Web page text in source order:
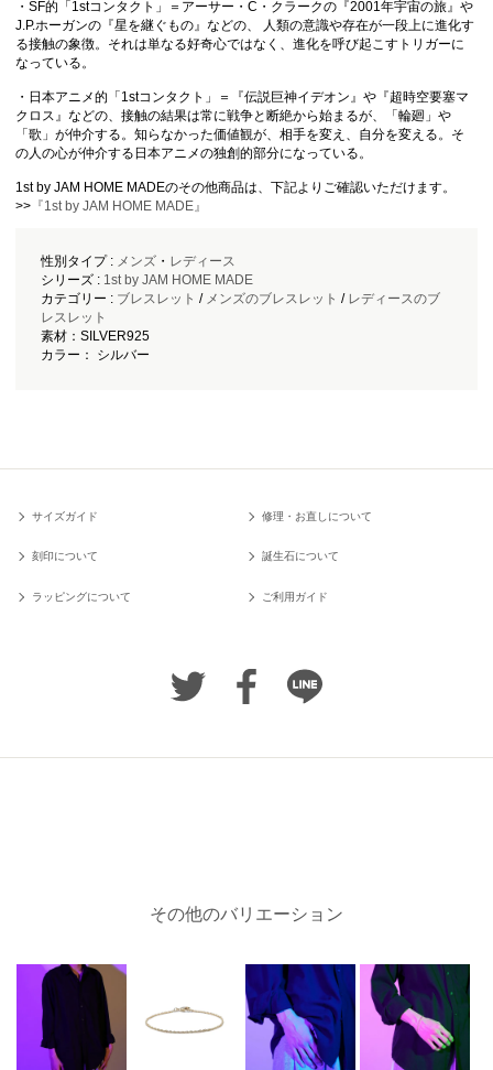
・SF的「1stコンタクト」＝アーサー・C・クラークの『2001年宇宙の旅』や
J.P.ホーガンの『星を継ぐもの』などの、 人類の意識や存在が一段上に進化す
る接触の象徴。それは単なる好奇心ではなく、進化を呼び起こすトリガーに
なっている。
・日本アニメ的「1stコンタクト」＝『伝説巨神イデオン』や『超時空要塞マ
クロス』などの、接触の結果は常に戦争と断絶から始まるが、「輪廻」や
「歌」が仲介する。知らなかった価値観が、相手を変え、自分を変える。そ
の人の心が仲介する日本アニメの独創的部分になっている。
1st by JAM HOME MADEのその他商品は、下記よりご確認いただけます。
>> 『1st by JAM HOME MADE』
性別タイプ : メンズ・ レディース
シリーズ : 1st by JAM HOME MADE
カテゴリー : ブレスレット / メンズのブレスレット / レディースのブ
レスレット
素材：SILVER925
カラー： シルバー
サイズガイド 修理・お直しについて
刻印について 誕生石について
ラッピングについて ご利用ガイド
その他のバリエーション